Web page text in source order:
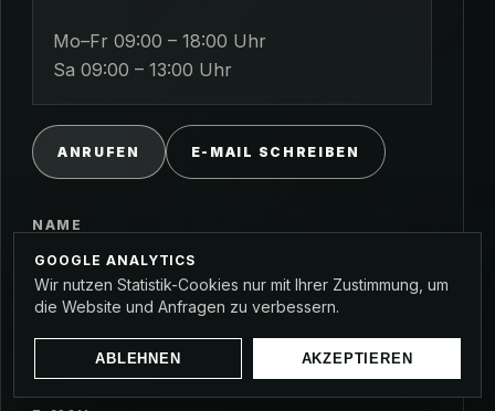
Mo–Fr 09:00 – 18:00 Uhr
Sa 09:00 – 13:00 Uhr
ANRUFEN E-MAIL SCHREIBEN
NAME
GOOGLE ANALYTICS
Wir nutzen Statistik-Cookies nur mit Ihrer Zustimmung, um
die Website und Anfragen zu verbessern.
ABLEHNEN AKZEPTIEREN